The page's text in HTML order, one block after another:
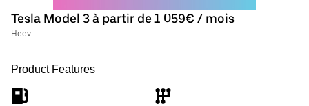
Tesla Model 3 à partir de 1 059€ / mois
Heevi
Product Features